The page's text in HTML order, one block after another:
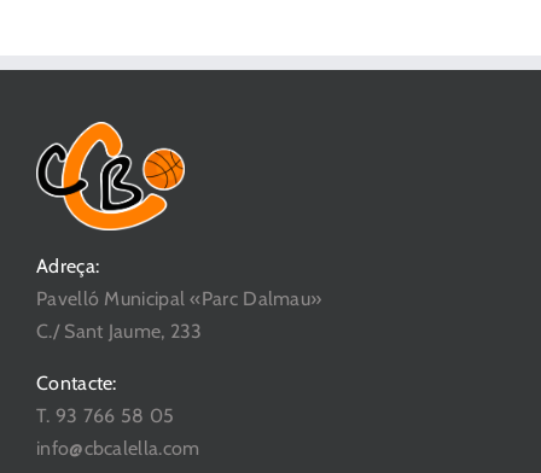
Adreça:
Pavelló Municipal «Parc Dalmau»
C./ Sant Jaume, 233
Contacte:
T. 93 766 58 05
info@cbcalella.com